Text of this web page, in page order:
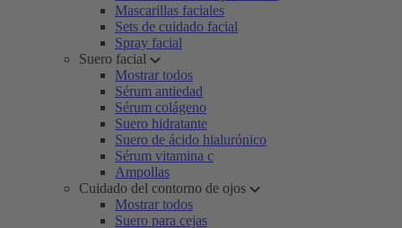
Mascarillas faciales
Sets de cuidado facial
Spray facial
Suero facial
Mostrar todos
Sérum antiedad
Sérum colágeno
Suero hidratante
Suero de ácido hialurónico
Sérum vitamina c
Ampollas
Cuidado del contorno de ojos
Mostrar todos
Suero para cejas